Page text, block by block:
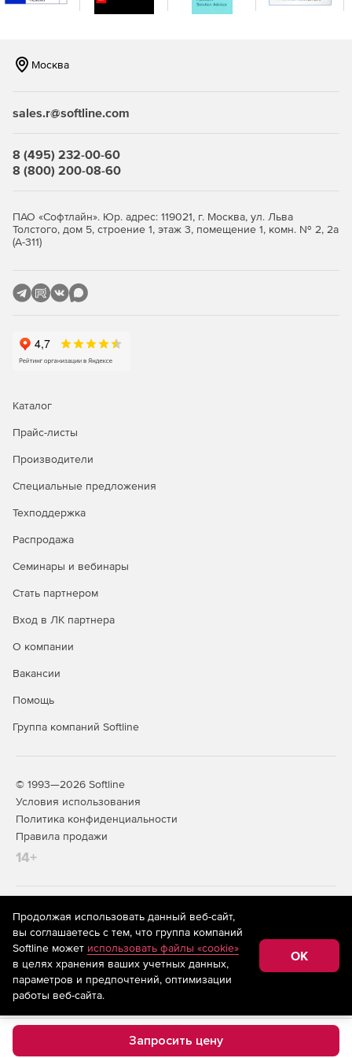
интеграцию.
Запросить цену
Москва
sales.r@softline.com
8 (495) 232-00-60
8 (800) 200-08-60
ПАО «Софтлайн». Юр. адрес: 119021, г. Москва, ул. Льва
Толстого, дом 5, строение 1, этаж 3, помещение 1, комн. № 2, 2а
(А-311)
Каталог
Прайс-листы
Производители
Специальные предложения
Техподдержка
Распродажа
Семинары и вебинары
Стать партнером
Вход в ЛК партнера
О компании
Вакансии
Помощь
Группа компаний Softline
© 1993—2026 Softline
Условия использования
Политика конфиденциальности
Правила продажи
14+
На информационном ресурсе store.softline.ru применяются
рекомендательные технологии
(информационные технологии
предоставления информации на основе сбора,
систематизации и анализа сведений, относящихся к
предпочтениям пользователей сети «Интернет»,
находящихся на территории Российской Федерации)
Продолжая использовать данный веб-сайт,
вы соглашаетесь с тем, что группа компаний
Softline может использовать файлы «cookie»
в целях хранения ваших учетных данных,
параметров и предпочтений, оптимизации
работы веб-сайта.
OK